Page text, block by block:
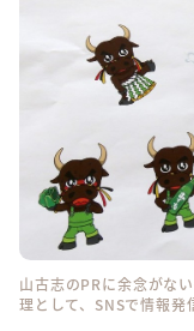
山古志のPRに余念がな
理として、SNSで情報発